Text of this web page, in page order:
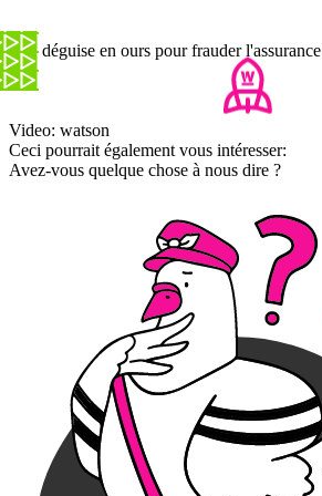
Il se déguise en ours pour frauder l'assurance
Video: watson
Ceci pourrait également vous intéresser:
Avez-vous quelque chose à nous dire ?